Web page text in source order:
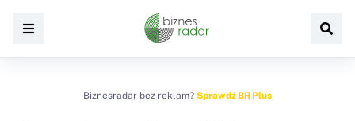
Biznesradar bez reklam? Sprawdź BR Plus